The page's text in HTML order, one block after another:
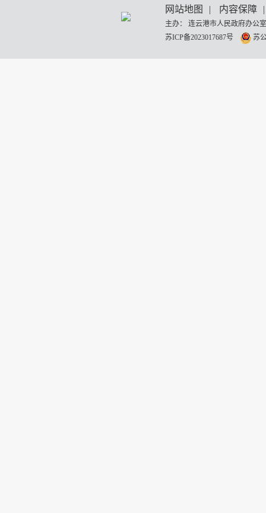
网站地图 | 内容保障 |
主办： 连云港市人民政府办
苏ICP备2023017687号
苏